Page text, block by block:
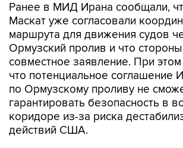
Ранее в МИД Ирана сообщали,
Маскат уже согласовали
маршрута для движения судов
Ормузский пролив и что стороны
совместное заявление. При
что потенциальное соглашение
по Ормузскому проливу не
гарантировать безопасность в
коридоре из-за риска
действий США.